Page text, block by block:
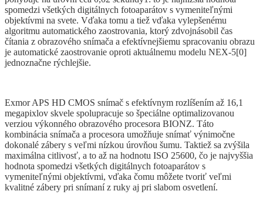
spomedzi všetkých digitálnych fotoaparátov s vymeniteľnými
objektívmi na svete. Vďaka tomu a tiež vďaka vylepšenému
algoritmu automatického zaostrovania, ktorý zdvojnásobil čas
čítania z obrazového snímača a efektívnejšiemu spracovaniu obrazu
je automatické zaostrovanie oproti aktuálnemu modelu NEX-5[0]
jednoznačne rýchlejšie.
Exmor APS HD CMOS snímač s efektívnym rozlíšením až 16,1
megapixlov skvele spolupracuje so špeciálne optimalizovanou
verziou výkonného obrazového procesora BIONZ. Táto
kombinácia snímača a procesora umožňuje snímať výnimočne
dokonalé zábery s veľmi nízkou úrovňou šumu. Taktiež sa zvýšila
maximálna citlivosť, a to až na hodnotu ISO 25600, čo je najvyššia
hodnota spomedzi všetkých digitálnych fotoaparátov s
vymeniteľnými objektívmi, vďaka čomu môžete tvoriť veľmi
kvalitné zábery pri snímaní z ruky aj pri slabom osvetlení.